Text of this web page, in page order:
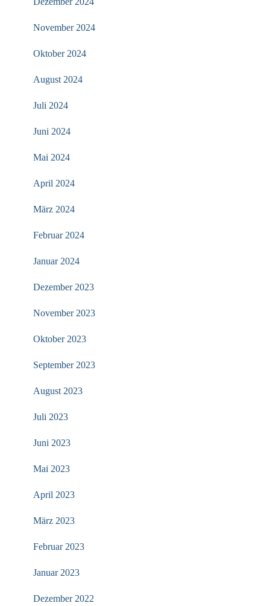
November 2024
Oktober 2024
August 2024
Juli 2024
Juni 2024
Mai 2024
April 2024
März 2024
Februar 2024
Januar 2024
Dezember 2023
November 2023
Oktober 2023
September 2023
August 2023
Juli 2023
Juni 2023
Mai 2023
April 2023
März 2023
Februar 2023
Januar 2023
Dezember 2022